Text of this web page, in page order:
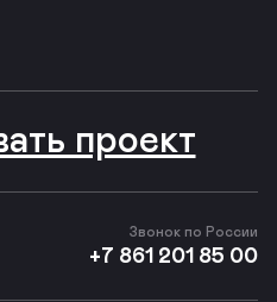
проект
Звонок по России
+7 861 201 85 00